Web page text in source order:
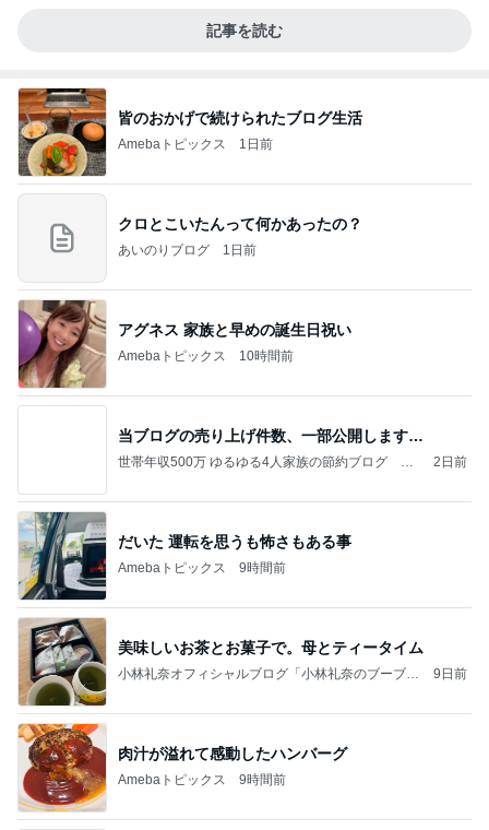
記事を読む
皆のおかげで続けられたブログ生活
Amebaトピックス 1日前
クロとこいたんって何かあったの？
あいのりブログ 1日前
アグネス 家族と早めの誕生日祝い
Amebaトピックス 10時間前
当ブログの売り上げ件数、一部公開します…
世帯年収500万 ゆるゆる4人家族の節約ブログ 〜
2日前
だいた 運転を思うも怖さもある事
Amebaトピックス 9時間前
美味しいお茶とお菓子で。母とティータイム
小林礼奈オフィシャルブログ「小林礼奈のブーブー
9日前
肉汁が溢れて感動したハンバーグ
Amebaトピックス 9時間前